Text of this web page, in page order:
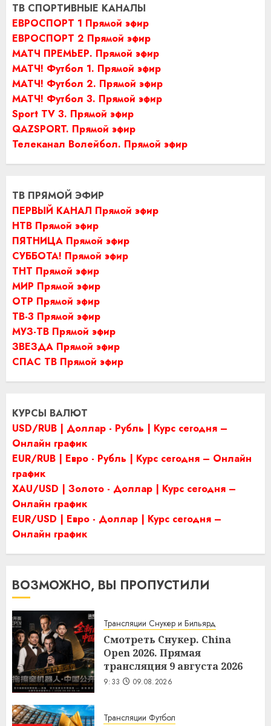
ТВ СПОРТИВНЫЕ КАНАЛЫ
ЕВРОСПОРТ 1 Прямой эфир
ЕВРОСПОРТ 2 Прямой эфир
МАТЧ ПРЕМЬЕР. Прямой эфир
МАТЧ! Футбол 1. Прямой эфир
МАТЧ! Футбол 2. Прямой эфир
МАТЧ! Футбол 3. Прямой эфир
Sport TV 3. Прямой эфир
QAZSPORT. Прямой эфир
Телеканал Волейбол. Прямой эфир
ТВ ПРЯМОЙ ЭФИР
ПЕРВЫЙ КАНАЛ Прямой эфир
НТВ Прямой эфир
ПЯТНИЦА Прямой эфир
СУББОТА! Прямой эфир
ТНТ Прямой эфир
МИР Прямой эфир
ОТР Прямой эфир
ТВ-3 Прямой эфир
МУЗ-ТВ Прямой эфир
ЗВЕЗДА Прямой эфир
СПАС ТВ Прямой эфир
КУРСЫ ВАЛЮТ
USD/RUB | Доллар - Рубль | Курс сегодня –
Онлайн график
EUR/RUB | Евро - Рубль | Курс сегодня – Онлайн
график
XAU/USD | Золото - Доллар | Курс сегодня –
Онлайн график
EUR/USD | Евро - Доллар | Курс сегодня –
Онлайн график
ВОЗМОЖНО, ВЫ ПРОПУСТИЛИ
Трансляции Снукер и Бильярд
Смотреть Снукер. China
Open 2026. Прямая
трансляция 9 августа 2026
9:33 09.08.2026
Трансляции Футбол